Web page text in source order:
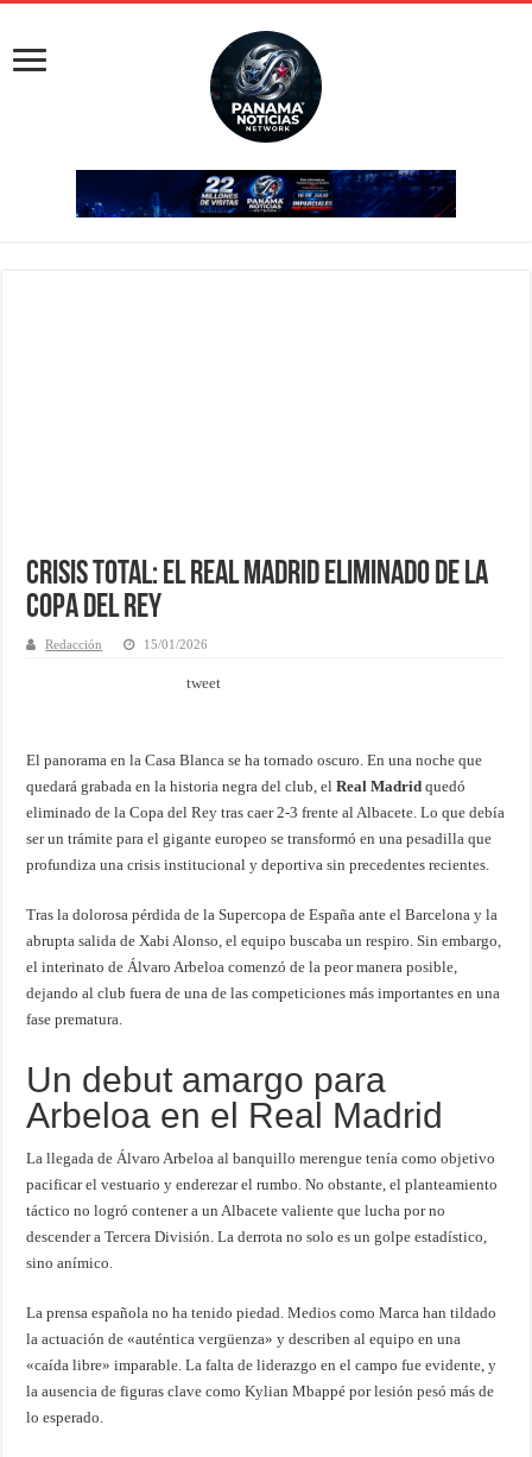
Crisis total: El Real Madrid eliminado de la
Copa del Rey
Redacción 15/01/2026
tweet
El panorama en la Casa Blanca se ha tornado oscuro. En una noche que
quedará grabada en la historia negra del club, elReal Madrid quedó
eliminado de la Copa del Rey tras caer 2-3 frente al Albacete. Lo que debía
ser un trámite para el gigante europeo se transformó en una pesadilla que
profundiza una crisis institucional y deportiva sin precedentes recientes.
Tras la dolorosa pérdida de la Supercopa de España ante el Barcelona y la
abrupta salida de Xabi Alonso, el equipo buscaba un respiro. Sin embargo,
el interinato de Álvaro Arbeloa comenzó de la peor manera posible,
dejando al club fuera de una de las competiciones más importantes en una
fase prematura.
Un debut amargo para
Arbeloa en el Real Madrid
La llegada de Álvaro Arbeloa al banquillo merengue tenía como objetivo
pacificar el vestuario y enderezar el rumbo. No obstante, el planteamiento
táctico no logró contener a un Albacete valiente que lucha por no
descender a Tercera División. La derrota no solo es un golpe estadístico,
sino anímico.
La prensa española no ha tenido piedad. Medios como Marca han tildado
la actuación de «auténtica vergüenza» y describen al equipo en una
«caída libre» imparable. La falta de liderazgo en el campo fue evidente, y
la ausencia de figuras clave como Kylian Mbappé por lesión pesó más de
lo esperado.